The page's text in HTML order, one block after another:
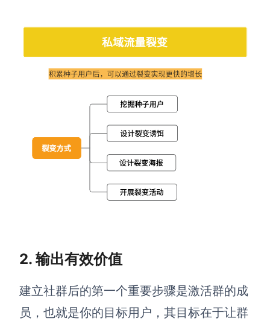
2. 输出有效价值
建立社群后的第一个重要步骤是激活群的成
员，也就是你的目标用户，其目标在于让群